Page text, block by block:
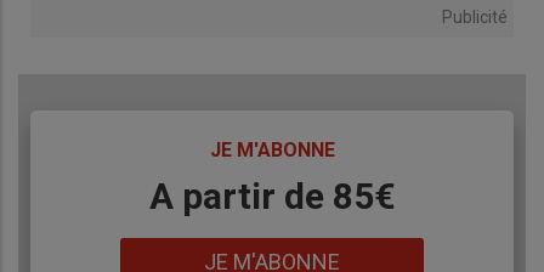
Publicité
JE M'ABONNE
A partir de 85€
JE M'ABONNE